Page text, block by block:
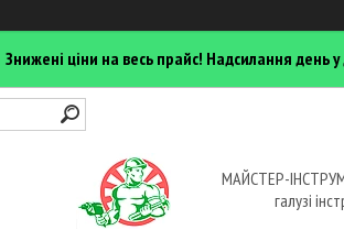
Знижені ціни на весь прайс! Надсилання день у
МАЙСТЕР-
галузі